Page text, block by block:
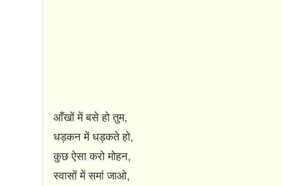
आँखों में बसे हो तुम,
धड़कन में धड़कते हो,
कुछ ऐसा करो मोहन,
स्वासों में समां जाओ,